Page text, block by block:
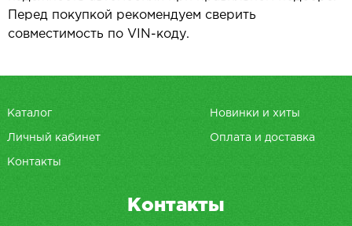
Перед покупкой рекомендуем сверить
совместимость по VIN-коду.
Каталог Новинки и хиты
Личный кабинет Оплата и доставка
Контакты
Контакты